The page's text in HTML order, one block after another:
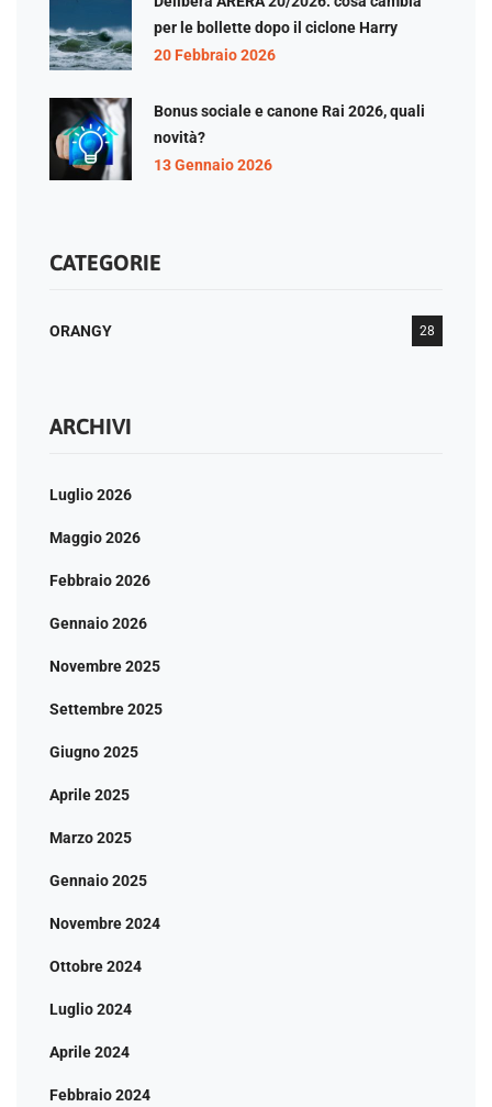
per le bollette dopo il ciclone Harry
20 Febbraio 2026
Bonus sociale e canone Rai 2026, quali
novità?
13 Gennaio 2026
CATEGORIE
ORANGY 28
ARCHIVI
Luglio 2026
Maggio 2026
Febbraio 2026
Gennaio 2026
Novembre 2025
Settembre 2025
Giugno 2025
Aprile 2025
Marzo 2025
Gennaio 2025
Novembre 2024
Ottobre 2024
Luglio 2024
Aprile 2024
Febbraio 2024